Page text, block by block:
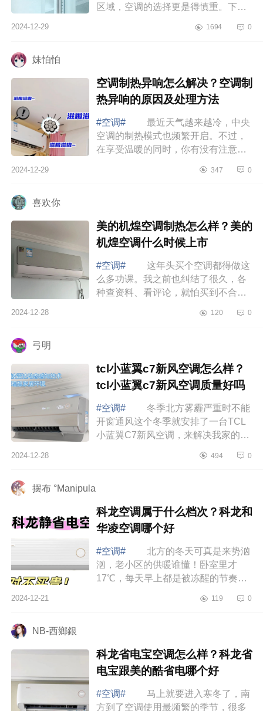
区域，空调的选择更是得慎重。下面
是柜机？客厅空调推荐性价比高的有
2024-12-29 1694 0
妹怕怕
空调制热异响怎么解决？空调制
热异响的原因及处理方法
#空调#
最近天气越来越冷，中央
空调的制热模式也频繁开启。不过，
在享受温暖的同时，你有没有注意到
家揭秘空调制热异响背后的真相
2024-12-29 347 0
喜欢你
美的机煌空调制热怎么样？美的
机煌空调什么时候上市
#空调#
这年头买个空调都得做这
么多功课。我之前也纠结了很久，各
种查资料、看评论，就怕买到不合适
键点，选空调也没那么难啦，下面小
2024-12-28 120 0
弓明
tcl小蓝翼c7新风空调怎么样？
tcl小蓝翼c7新风空调质量好吗
#空调#
冬季北方雾霾严重时不能
开窗通风这个冬季就安排了一台TCL
小蓝翼C7新风空调，来解决我家的客
为大家介绍下tcl小蓝翼c7新风空调怎
2024-12-28 494 0
摆布 °Manipula
科龙空调属于什么档次？科龙和
华凌空调哪个好
#空调#
北方的冬天可真是来势汹
汹，老小区的供暖谁懂！卧室里才
17℃，每天早上都是被冻醒的节奏，
面小编为大家介绍下科龙空调属于什
2024-12-21 119 0
NB-西鄉銀
科龙省电宝空调怎么样？科龙省
电宝跟美的酷省电哪个好
#空调#
马上就要进入寒冬了，南
方到了空调使用最频繁的季节，很多